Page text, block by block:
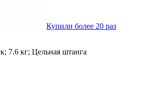
Купили более 20 раз
7.6 кг; Цельная штанга